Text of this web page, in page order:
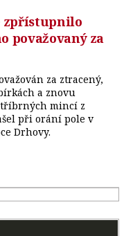
zpřístupnilo
považovaný za
za ztracený,
a znovu
mincí z
při orání pole v
Drhovy.